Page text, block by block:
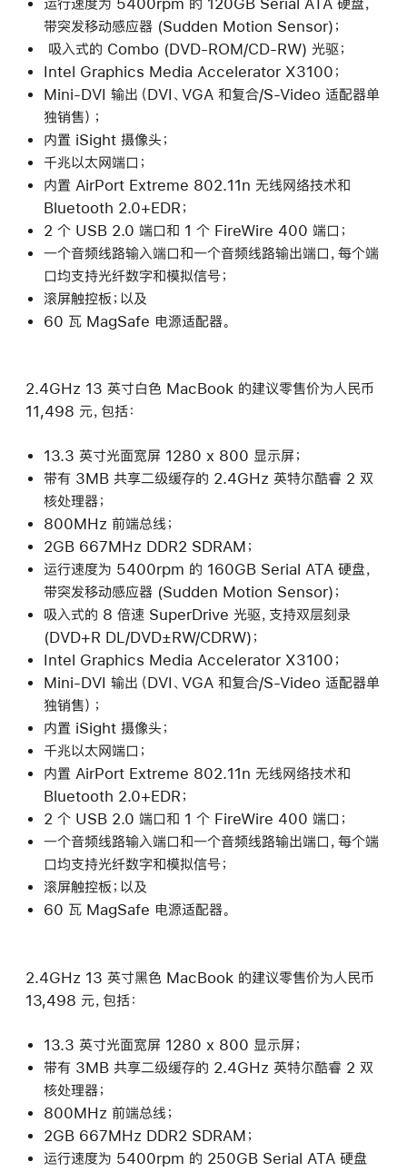
运行速度为 5400rpm 的 120GB Serial ATA 硬盘，
带突发移动感应器 (Sudden Motion Sensor)；
吸入式的 Combo (DVD-ROM/CD-RW) 光驱；
Intel Graphics Media Accelerator X3100；
Mini-DVI 输出（DVI、VGA 和复合/S-Video 适配器单
独销售）；
内置 iSight 摄像头；
千兆以太网端口；
内置 AirPort Extreme 802.11n 无线网络技术和
Bluetooth 2.0+EDR；
2 个 USB 2.0 端口和 1 个 FireWire 400 端口；
一个音频线路输入端口和一个音频线路输出端口，每个端
口均支持光纤数字和模拟信号；
滚屏触控板；以及
60 瓦 MagSafe 电源适配器。
2.4GHz 13 英寸白色 MacBook 的建议零售价为人民币
11,498 元，包括：
13.3 英寸光面宽屏 1280 x 800 显示屏；
带有 3MB 共享二级缓存的 2.4GHz 英特尔酷睿 2 双
核处理器；
800MHz 前端总线；
2GB 667MHz DDR2 SDRAM；
运行速度为 5400rpm 的 160GB Serial ATA 硬盘，
带突发移动感应器 (Sudden Motion Sensor)；
吸入式的 8 倍速 SuperDrive 光驱，支持双层刻录
(DVD+R DL/DVD±RW/CDRW)；
Intel Graphics Media Accelerator X3100；
Mini-DVI 输出（DVI、VGA 和复合/S-Video 适配器单
独销售）；
内置 iSight 摄像头；
千兆以太网端口；
内置 AirPort Extreme 802.11n 无线网络技术和
Bluetooth 2.0+EDR；
2 个 USB 2.0 端口和 1 个 FireWire 400 端口；
一个音频线路输入端口和一个音频线路输出端口，每个端
口均支持光纤数字和模拟信号；
滚屏触控板；以及
60 瓦 MagSafe 电源适配器。
2.4GHz 13 英寸黑色 MacBook 的建议零售价为人民币
13,498 元，包括：
13.3 英寸光面宽屏 1280 x 800 显示屏；
带有 3MB 共享二级缓存的 2.4GHz 英特尔酷睿 2 双
核处理器；
800MHz 前端总线；
2GB 667MHz DDR2 SDRAM；
运行速度为 5400rpm 的 250GB Serial ATA 硬盘